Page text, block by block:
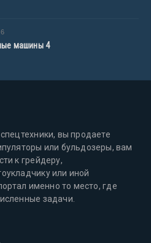
машины 4
вы продаете
или бульдозеры, вам
к грейдеру,
или иной
именно то место, где
задачи.